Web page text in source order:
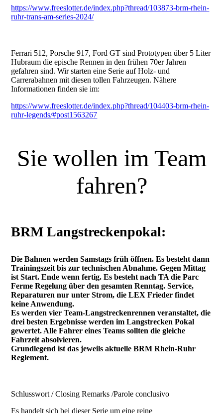
https://www.freeslotter.de/index.php?thread/103873-brm-rhein-
ruhr-trans-am-series-2024/
Ferrari 512, Porsche 917, Ford GT sind Prototypen über 5 Liter
Hubraum die epische Rennen in den frühen 70er Jahren
gefahren sind. Wir starten eine Serie auf Holz- und
Carrerabahnen mit diesen tollen Fahrzeugen. Nähere
Informationen finden sie im:
https://www.freeslotter.de/index.php?thread/104403-brm-rhein-
ruhr-legends/#post1563267
Sie wollen im Team
fahren?
BRM Langstreckenpokal:
Die Bahnen werden Samstags früh öffnen. Es besteht dann
Trainingszeit bis zur technischen Abnahme. Gegen Mittag
ist Start. Ende wenn fertig. Es besteht nach TA die Parc
Ferme Regelung über den gesamten Renntag. Service,
Reparaturen nur unter Strom, die LEX Frieder findet
keine Anwendung.
Es werden vier Team-Langstreckenrennen veranstaltet, die
drei besten Ergebnisse werden im Langstrecken Pokal
gewertet. Alle Fahrer eines Teams sollten die gleiche
Fahrzeit absolvieren.
Grundlegend ist das jeweils aktuelle BRM Rhein-Ruhr
Reglement.
Schlusswort / Closing Remarks /Parole conclusivo
Es handelt sich bei dieser Serie um eine reine